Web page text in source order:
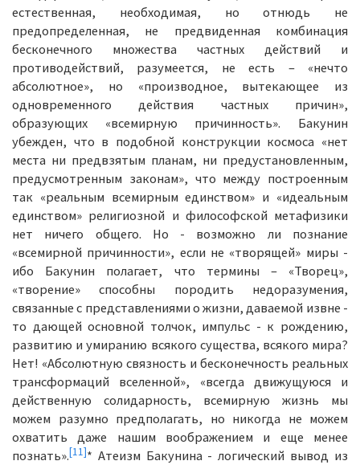
естественная, необходимая, но отнюдь не
предопределенная, не предвиденная комбинация
бесконечного множества частных действий и
противодействий, разумеется, не есть – «нечто
абсолютное», но «производное, вытекающее из
одновременного действия частных причин»,
образующих «всемирную причинность». Бакунин
убежден, что в подобной конструкции космоса «нет
места ни предвзятым планам, ни предустановленным,
предусмотренным законам», что между построенным
так «реальным всемирным единством» и «идеальным
единством» религиозной и философской метафизики
нет ничего общего. Но - возможно ли познание
«всемирной причинности», если не «творящей» миры -
ибо Бакунин полагает, что термины – «Творец»,
«творение» способны породить недоразумения,
связанные с представлениями о жизни, даваемой извне -
то дающей основной толчок, импульс - к рождению,
развитию и умиранию всякого существа, всякого мира?
Нет! «Абсолютную связность и бесконечность реальных
трансформаций вселенной», «всегда движущуюся и
действенную солидарность, всемирную жизнь мы
можем разумно предполагать, но никогда не можем
охватить даже нашим воображением и еще менее
познать».[11]* Атеизм Бакунина - логический вывод из